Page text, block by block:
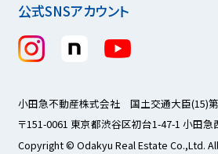
公式SNSアカウント
小田急不動産株式会社 国土交通大臣(15)
〒151-0061 東京都渋谷区初台1-47-1 小田急
Copyright © Odakyu Real Estate Co.,Ltd.